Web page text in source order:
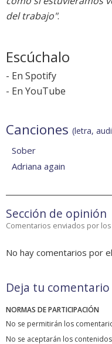
del trabajo".
Escúchalo
- En Spotify
- En YouTube
Canciones (letra,
Sober
Adriana again
Sección de opinión
Comentarios enviados por
No hay comentarios por
Deja tu comentario
NORMAS DE PARTICIPACIÓN
No se permitirán los
No se aceptarán los